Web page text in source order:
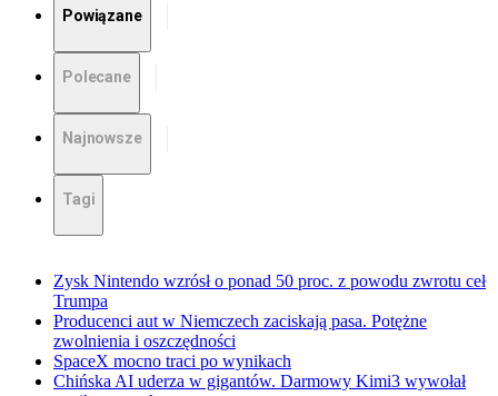
Powiązane
Polecane
Najnowsze
Tagi
Zysk Nintendo wzrósł o ponad 50 proc. z powodu zwrotu ceł
Trumpa
Producenci aut w Niemczech zaciskają pasa. Potężne
zwolnienia i oszczędności
SpaceX mocno traci po wynikach
Chińska AI uderza w gigantów. Darmowy Kimi3 wywołał